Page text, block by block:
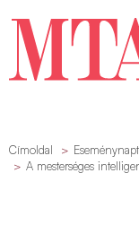
Címoldal
A mesterséges